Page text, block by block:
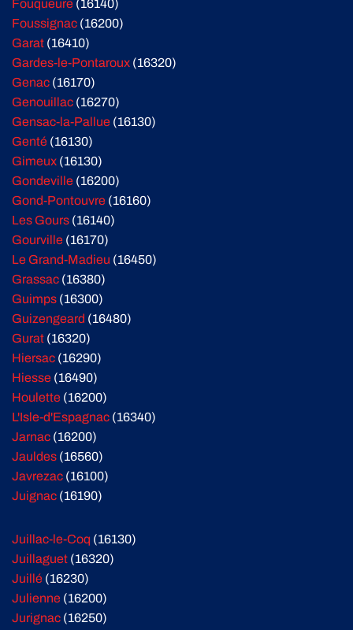
Fouqueure (16140)
Foussignac (16200)
Garat (16410)
Gardes-le-Pontaroux (16320)
Genac (16170)
Genouillac (16270)
Gensac-la-Pallue (16130)
Genté (16130)
Gimeux (16130)
Gondeville (16200)
Gond-Pontouvre (16160)
Les Gours (16140)
Gourville (16170)
Le Grand-Madieu (16450)
Grassac (16380)
Guimps (16300)
Guizengeard (16480)
Gurat (16320)
Hiersac (16290)
Hiesse (16490)
Houlette (16200)
L'Isle-d'Espagnac (16340)
Jarnac (16200)
Jauldes (16560)
Javrezac (16100)
Juignac (16190)
Juillac-le-Coq (16130)
Juillaguet (16320)
Juillé (16230)
Julienne (16200)
Jurignac (16250)